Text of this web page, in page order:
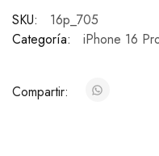
SKU:
16p_705
Categoría:
iPhone 16
Compartir: